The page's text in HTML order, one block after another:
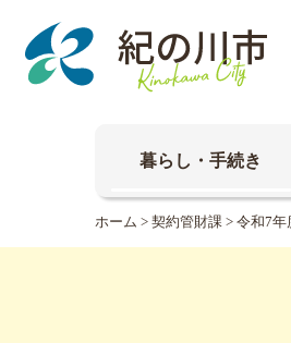
暮らし・手続き
ホーム > 契約管財課 > 令和7